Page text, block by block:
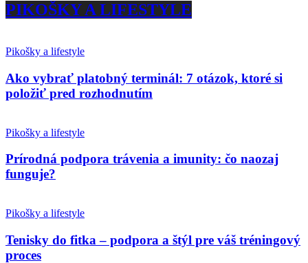
PIKOŠKY A LIFESTYLE
Pikošky a lifestyle
Ako vybrať platobný terminál: 7 otázok, ktoré si
položiť pred rozhodnutím
Pikošky a lifestyle
Prírodná podpora trávenia a imunity: čo naozaj
funguje?
Pikošky a lifestyle
Tenisky do fitka – podpora a štýl pre váš tréningový
proces